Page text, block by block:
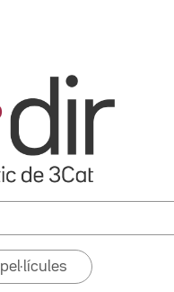
pel·lícules